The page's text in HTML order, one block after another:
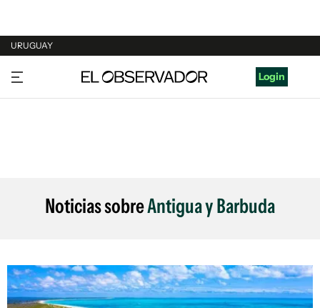
URUGUAY
URUGUAY
ARGENTINA
Login
Noticias sobreAntigua y Barbuda